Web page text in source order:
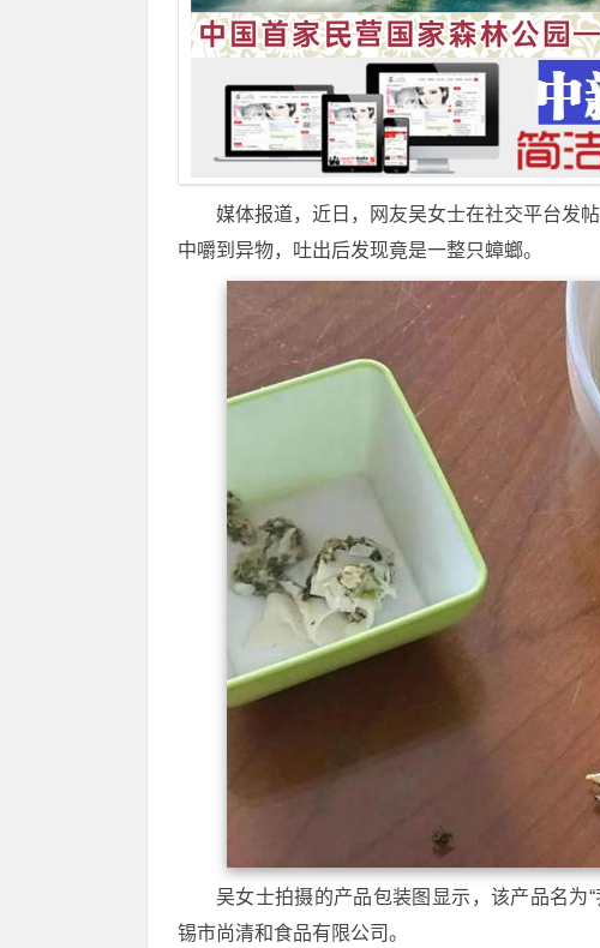
媒体报道，近日，网友吴女士在社交平台发
中嚼到异物，吐出后发现竟是一整只蟑螂。
吴女士拍摄的产品包装图显示，该产品名为
锡市尚清和食品有限公司。